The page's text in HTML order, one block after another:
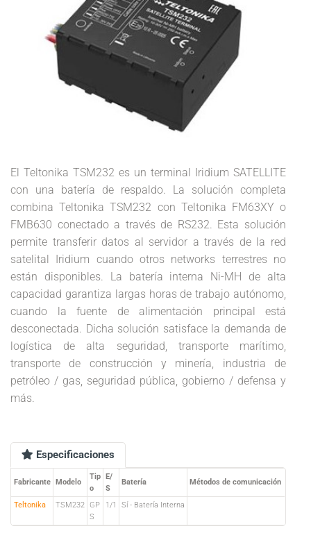
El Teltonika TSM232 es un terminal Iridium SATELLITE
con una batería de respaldo. La solución completa
combina Teltonika TSM232 con Teltonika FM63XY o
FMB630 conectado a través de RS232. Esta solución
permite transferir datos al servidor a través de la red
satelital Iridium cuando otros networks terrestres no
están disponibles. La batería interna Ni-MH de alta
capacidad garantiza largas horas de trabajo autónomo,
cuando la fuente de alimentación principal está
desconectada. Dicha solución satisface la demanda de
logística de alta seguridad, transporte marítimo,
transporte de construcción y minería, industria de
petróleo / gas, seguridad pública, gobierno / defensa y
más.
Especificaciones
Fabricante Modelo
Tip
o
E/
S
Batería Métodos de comunicación
Teltonika TSM232 GP
S
1/1 Sí - Batería Interna